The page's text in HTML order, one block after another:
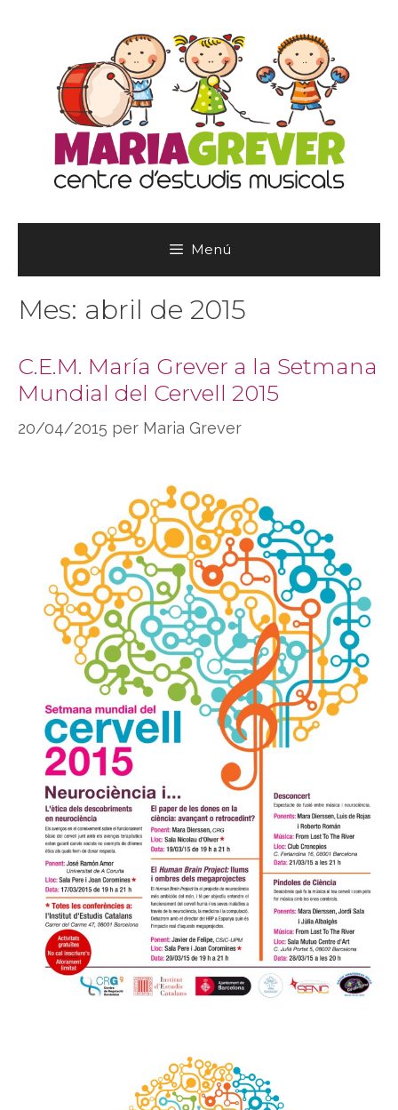
Menú
Mes: abril de 2015
C.E.M. María Grever a la Setmana
Mundial del Cervell 2015
20/04/2015 per Maria Grever